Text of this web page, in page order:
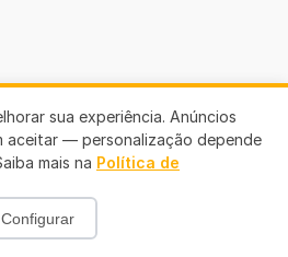
sua experiência. Anúncios
aceitar — personalização depende
mais na Política de
Configurar